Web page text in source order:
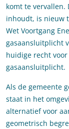
komt te
inhoudt, is nieuw
Wet Voortgang
gasaansluitplicht
huidige recht
gasaansluitplicht.
Als de gemeente
staat in het
alternatief voor
geometrisch